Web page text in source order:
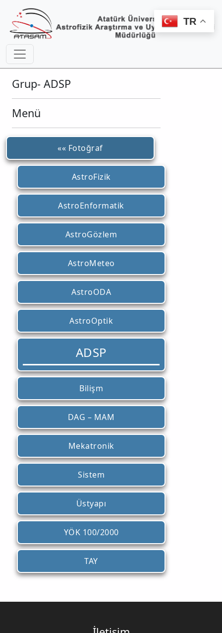
Grup- ADSP
Menü
«« Fotoğraf
AstroFizik
AstroEnformatik
AstroGözlem
AstroMeteo
AstroODA
AstroOptik
ADSP
Bilişm
DAG – MAM
Mekatronik
Sistem
Üstyapı
YÖK 100/2000
TAY
TR